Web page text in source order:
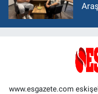
www.esgazete.com